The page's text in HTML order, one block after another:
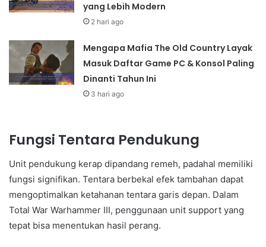
yang Lebih Modern
2 hari ago
Mengapa Mafia The Old Country Layak
Masuk Daftar Game PC & Konsol Paling
Dinanti Tahun Ini
3 hari ago
Fungsi Tentara Pendukung
Unit pendukung kerap dipandang remeh, padahal memiliki
fungsi signifikan. Tentara berbekal efek tambahan dapat
mengoptimalkan ketahanan tentara garis depan. Dalam
Total War Warhammer III, penggunaan unit support yang
tepat bisa menentukan hasil perang.